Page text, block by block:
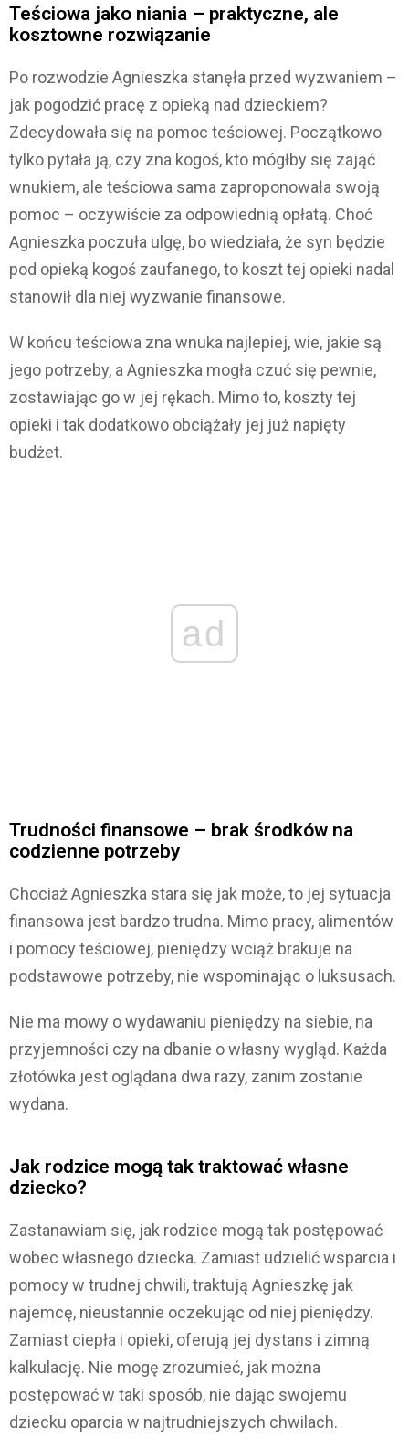
Teściowa jako niania – praktyczne, ale
kosztowne rozwiązanie
Po rozwodzie Agnieszka stanęła przed wyzwaniem –
jak pogodzić pracę z opieką nad dzieckiem?
Zdecydowała się na pomoc teściowej. Początkowo
tylko pytała ją, czy zna kogoś, kto mógłby się zająć
wnukiem, ale teściowa sama zaproponowała swoją
pomoc – oczywiście za odpowiednią opłatą. Choć
Agnieszka poczuła ulgę, bo wiedziała, że syn będzie
pod opieką kogoś zaufanego, to koszt tej opieki nadal
stanowił dla niej wyzwanie finansowe.
W końcu teściowa zna wnuka najlepiej, wie, jakie są
jego potrzeby, a Agnieszka mogła czuć się pewnie,
zostawiając go w jej rękach. Mimo to, koszty tej
opieki i tak dodatkowo obciążały jej już napięty
budżet.
ad
Trudności finansowe – brak środków na
codzienne potrzeby
Chociaż Agnieszka stara się jak może, to jej sytuacja
finansowa jest bardzo trudna. Mimo pracy, alimentów
i pomocy teściowej, pieniędzy wciąż brakuje na
podstawowe potrzeby, nie wspominając o luksusach.
Nie ma mowy o wydawaniu pieniędzy na siebie, na
przyjemności czy na dbanie o własny wygląd. Każda
złotówka jest oglądana dwa razy, zanim zostanie
wydana.
Jak rodzice mogą tak traktować własne
dziecko?
Zastanawiam się, jak rodzice mogą tak postępować
wobec własnego dziecka. Zamiast udzielić wsparcia i
pomocy w trudnej chwili, traktują Agnieszkę jak
najemcę, nieustannie oczekując od niej pieniędzy.
Zamiast ciepła i opieki, oferują jej dystans i zimną
kalkulację. Nie mogę zrozumieć, jak można
postępować w taki sposób, nie dając swojemu
dziecku oparcia w najtrudniejszych chwilach.